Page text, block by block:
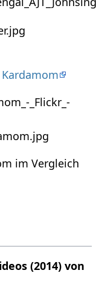
im Vergleich
(2014) von